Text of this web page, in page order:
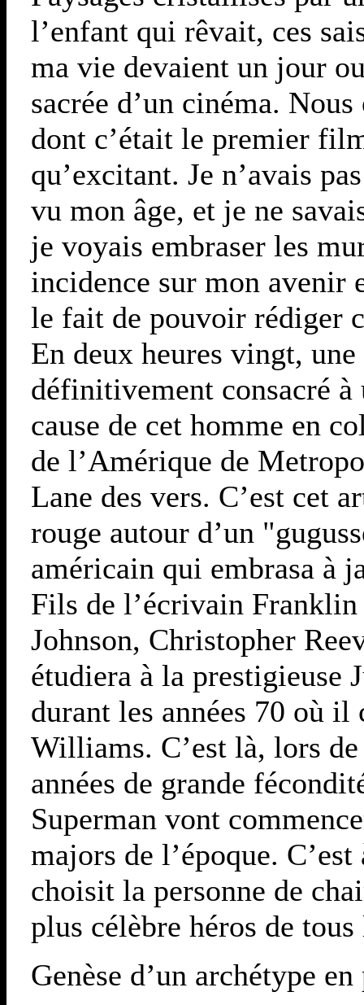
l’enfant qui rêvait, ces
ma vie devaient un jour
sacrée d’un cinéma.
dont c’était le premier
qu’excitant. Je n’avais
vu mon âge, et je ne
je voyais embraser les
incidence sur mon avenir
le fait de pouvoir rédiger
En deux heures vingt,
définitivement consacré à
cause de cet homme en
de l’Amérique de
Lane des vers. C’est cet
rouge autour d’un
américain qui embrasa à
Fils de l’écrivain
Johnson, Christopher
étudiera à la
durant les années 70 où
Williams. C’est là, lors de
années de grande
Superman vont
majors de l’époque.
choisit la personne de
plus célèbre héros de
Genèse d’un archétype